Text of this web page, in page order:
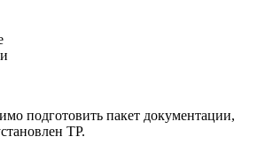
подготовить пакет документации,
ТР.